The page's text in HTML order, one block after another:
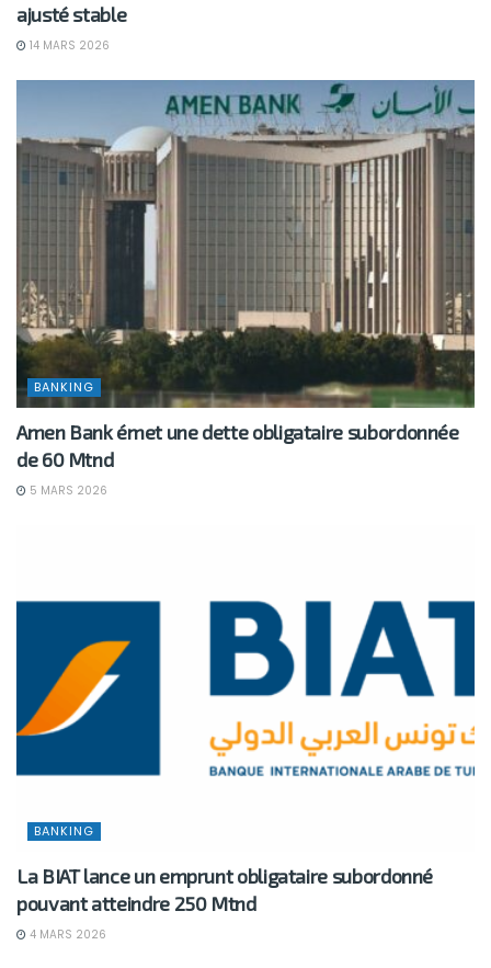
ajusté stable
14 MARS 2026
BANKING
Amen Bank émet une dette obligataire subordonnée
de 60 Mtnd
5 MARS 2026
BANKING
La BIAT lance un emprunt obligataire subordonné
pouvant atteindre 250 Mtnd
4 MARS 2026